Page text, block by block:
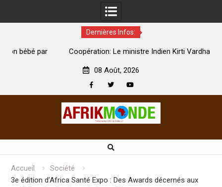
Dernières Infos:
Coopération: Le ministre Indien Kirti Vardhan Singh à
08 Août, 2026
Accueil
Société
3e édition d’Africa Santé Expo : Des Awards décernés aux